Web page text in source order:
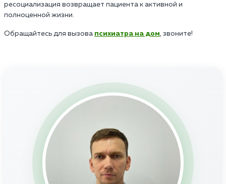
ресоциализация возвращает пациента к активной и
полноценной жизни.
Обращайтесь для вызова психиатра на дом, звоните!